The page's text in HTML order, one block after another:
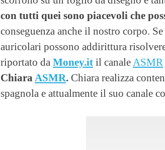
con tutti quei sono piacevoli che
conseguenza anche il nostro corpo.
auricolari possono addirittura
riportato da Money.it il canale ASMR
Chiara ASMR. Chiara realizza
spagnola e attualmente il suo canale